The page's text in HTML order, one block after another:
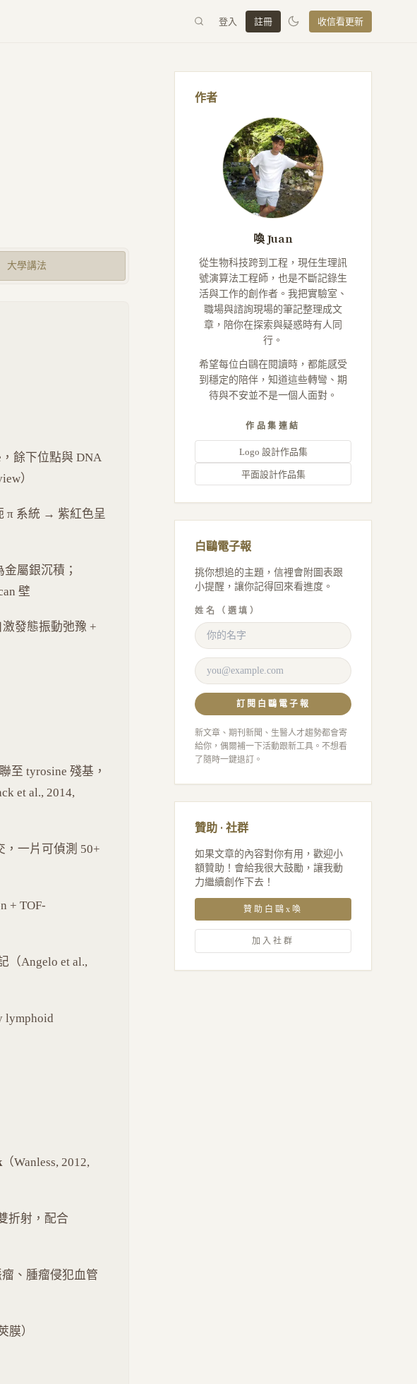
登入 註冊 收信看更新
大學講法
，餘下位點與 DNA
）
π 系統 → 紫紅色呈
屬銀沉積；
壁
激發態振動弛豫 +
至 tyrosine 殘基，
et al., 2014,
，一片可偵測 50+
+ TOF-
（Angelo et al.,
lymphoid
（Wanless, 2012,
折射，配合
、腫瘤侵犯血管
膜）
作者
喚 Juan
從生物科技跨到工程，現任生理訊
號演算法工程師，也是不斷記錄生
活與工作的創作者。我把實驗室、
職場與諮詢現場的筆記整理成文
章，陪你在探索與疑惑時有人同
行。
希望每位白鷗在閱讀時，都能感受
到穩定的陪伴，知道這些轉彎、期
待與不安並不是一個人面對。
作品集連結
Logo 設計作品集
平面設計作品集
白鷗電子報
挑你想追的主題，信裡會附圖表跟
小提醒，讓你記得回來看進度。
姓名（選填）
訂閱白鷗電子報
新文章、期刊新聞、生醫人才趨勢都會寄
給你，偶爾補一下活動跟新工具。不想看
了隨時一鍵退訂。
贊助 · 社群
如果文章的內容對你有用，歡迎小
額贊助！會給我很大鼓勵，讓我動
力繼續創作下去！
贊助白鷗x喚
加入社群